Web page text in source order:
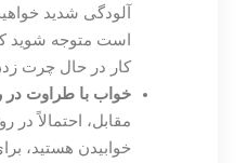
آلودگی شدید
است متوجه شوید
کار در حال چرت
خواب با طراوت در
مقابل، احتمالاً در
خوابیدن هستید،